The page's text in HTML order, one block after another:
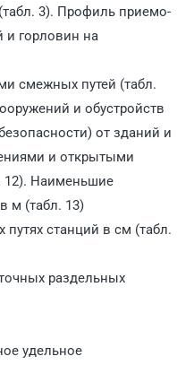
3). Профиль приемо-
и горловин на
смежных путей (табл.
и обустройств
от зданий и
и открытыми
12). Наименьшие
м (табл. 13)
станций в см (табл.
раздельных
удельное